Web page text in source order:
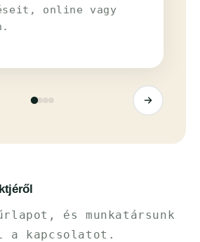
online vagy
és munkatársunk
a kapcsolatot.